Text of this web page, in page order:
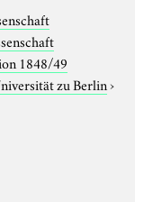
1848/49
zu Berlin›